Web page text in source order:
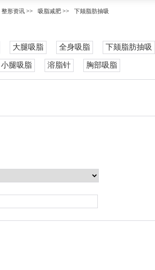
整形资讯 >> 吸脂减肥 >> 下颏脂肪抽吸
大腿吸脂 全身吸脂 下颏脂肪抽吸
小腿吸脂 溶脂针 胸部吸脂